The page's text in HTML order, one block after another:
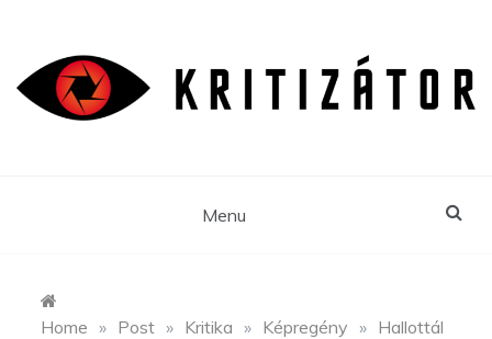
content
Menu
Home » Post » Kritika » Képregény » Hallottál